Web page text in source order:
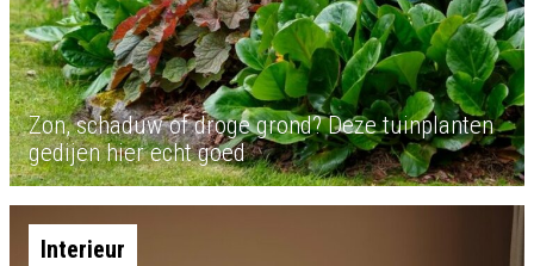
Zon, schaduw of droge grond? Deze tuinplanten
gedijen hier echt goed
Interieur